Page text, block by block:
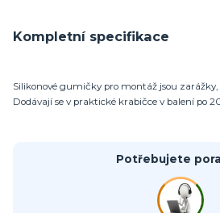
Kompletní specifikace
Silikonové gumičky pro montáž jsou
Dodávají se v praktické krabičce v balení po
Potřebujete